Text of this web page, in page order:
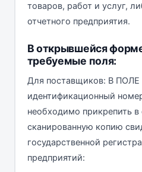
товаров, работ и услуг,
отчетного предприятия.
В открывшейся
требуемые поля:
Для поставщиков: В ПОЛЕ
идентификационный
необходимо прикрепить в
сканированную копию
государственной
предприятий: